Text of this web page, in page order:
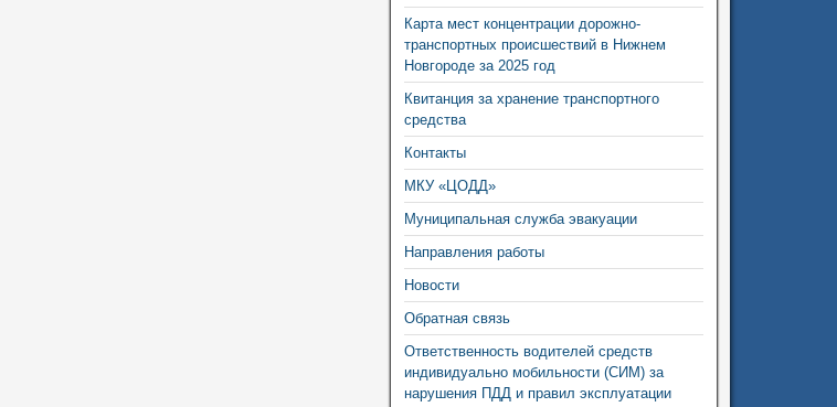
Карта мест концентрации дорожно-
транспортных происшествий в Нижнем
Новгороде за 2025 год
Квитанция за хранение транспортного
средства
Контакты
МКУ «ЦОДД»
Муниципальная служба эвакуации
Направления работы
Новости
Обратная связь
Ответственность водителей средств
индивидуально мобильности (СИМ) за
нарушения ПДД и правил эксплуатации